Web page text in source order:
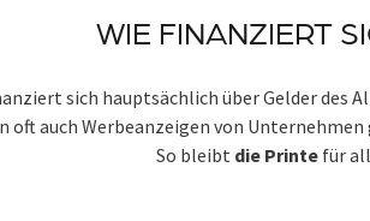
WIE FINANZIERT
sich hauptsächlich über Gelder des
oft auch Werbeanzeigen von
So bleibt die Printe für